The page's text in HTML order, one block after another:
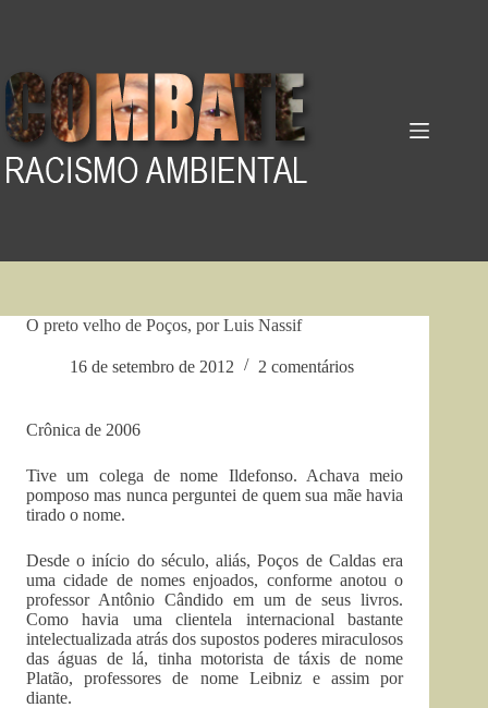
O preto velho de Poços, por Luis Nassif
16 de setembro de 2012 2 comentários
Crônica de 2006
Tive um colega de nome Ildefonso. Achava meio
pomposo mas nunca perguntei de quem sua mãe havia
tirado o nome.
Desde o início do século, aliás, Poços de Caldas era
uma cidade de nomes enjoados, conforme anotou o
professor Antônio Cândido em um de seus livros.
Como havia uma clientela internacional bastante
intelectualizada atrás dos supostos poderes miraculosos
das águas de lá, tinha motorista de táxis de nome
Platão, professores de nome Leibniz e assim por
diante.